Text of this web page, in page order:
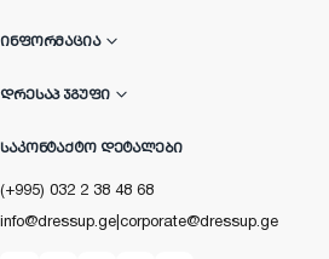
ᲘᲜᲤᲝᲠᲛᲐᲪᲘᲐ
ᲓᲠᲔᲡᲐᲞ ᲯᲒᲣᲤᲘ
ᲡᲐᲙᲝᲜᲢᲐᲥᲢᲝ ᲓᲔᲢᲐᲚᲔᲑᲘ
(+995) 032 2 38 48 68
info@dressup.ge|corporate@dressup.ge